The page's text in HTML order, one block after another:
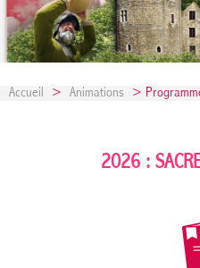
Accueil > Animations >
2026 :